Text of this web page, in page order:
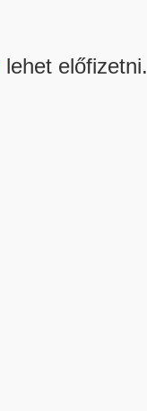
lehet előfizetni.